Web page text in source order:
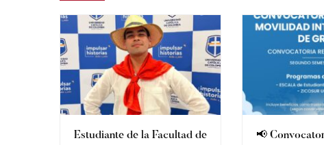
Estudiante de la Facultad de
📢